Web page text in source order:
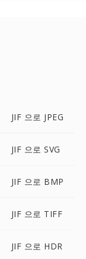
JIF 으로 JPEG
JIF 으로 SVG
JIF 으로 BMP
JIF 으로 TIFF
JIF 으로 HDR